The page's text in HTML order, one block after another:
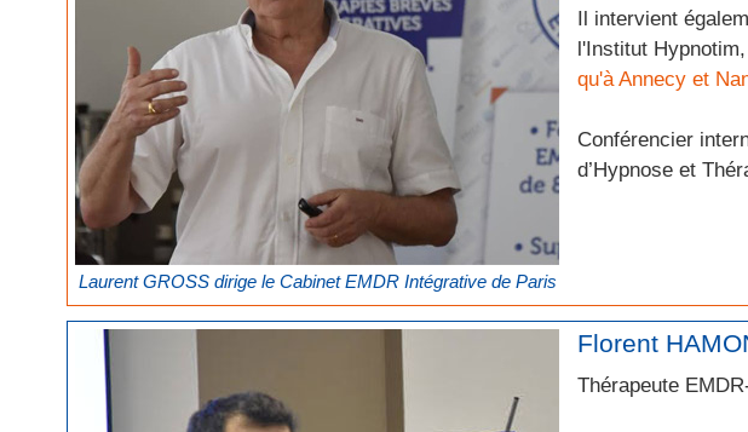
Laurent GROSS dirige le Cabinet EMDR Intégrative de Paris
Il intervient
l'Institut Hypnotim,
qu'à Annecy et
Conférencier
d’Hypnose et
Florent
Thérapeute